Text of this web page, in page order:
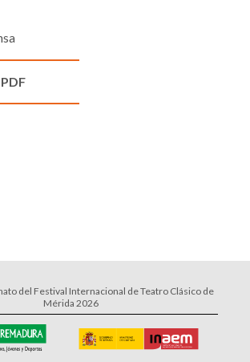
del Festival Internacional de Teatro Clásico de
Mérida 2026